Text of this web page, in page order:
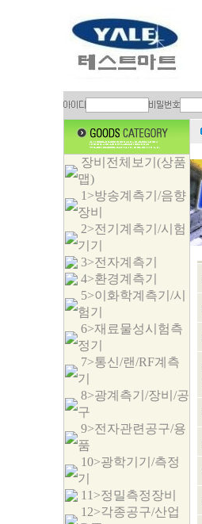
장비전체보기(상품
맵)
1>방송계측기/음향
장비
2>전기계측기/시험
기기
3>전자계측기
4>환경계측기
5>이화학계측기/시
험기
6>재료물성시험측
정기
7>통신/랜/RF계측
기
8>광계측기/장비/공
구
9>전자관련공구/용
품
10>광학기기/측정
기
11>정밀측정장비
12>각종공구/산업